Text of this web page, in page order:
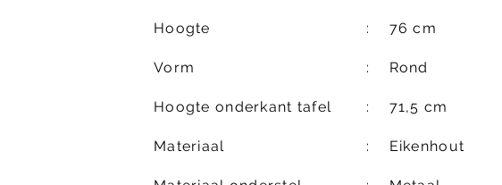
Hoogte 76 cm
Vorm Rond
Hoogte onderkant tafel 71,5 cm
Materiaal Eikenhout